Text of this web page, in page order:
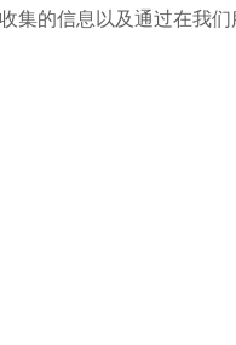
的信息以及通过在我